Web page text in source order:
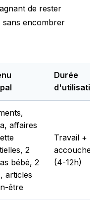
de rester
encombrer
Durée
d'utilisation
affaires
2
bébé, 2
articles
être
Travail +
(4-12h)